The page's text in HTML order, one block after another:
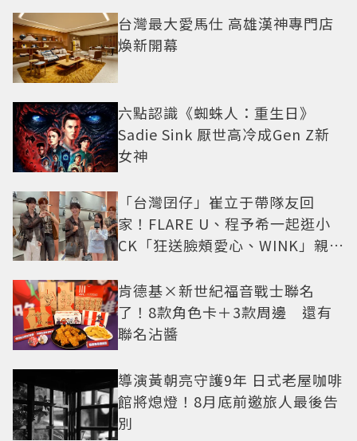
台灣最大愛馬仕 高雄漢神專門店
煥新開幕
六點認識《蜘蛛人：重生日》
Sadie Sink 厭世高冷成Gen Z新
女神
「台灣囝仔」崔立于帶隊友回
家！FLARE U、程予希一起逛小
CK「狂送臉頰愛心、WINK」親曝
肯德基×新世紀福音戰士聯名
了！8款角色卡＋3款周邊 還有
聯名沾醬
導演黃朝亮守護9年 日式老屋咖啡
館將熄燈！8月底前邀旅人最後告
別